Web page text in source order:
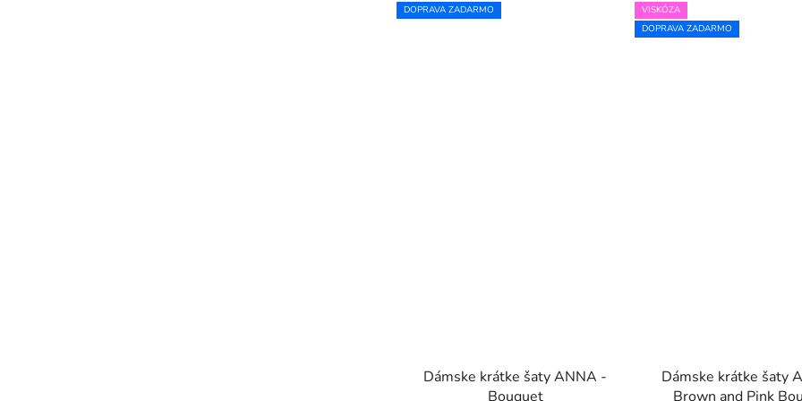
DOPRAVA ZADARMO
Dámske krátke šaty ANNA -
Bouquet
VISKÓZA
DOPRAVA ZADARMO
Dámske krátke šaty
Brown and Pink